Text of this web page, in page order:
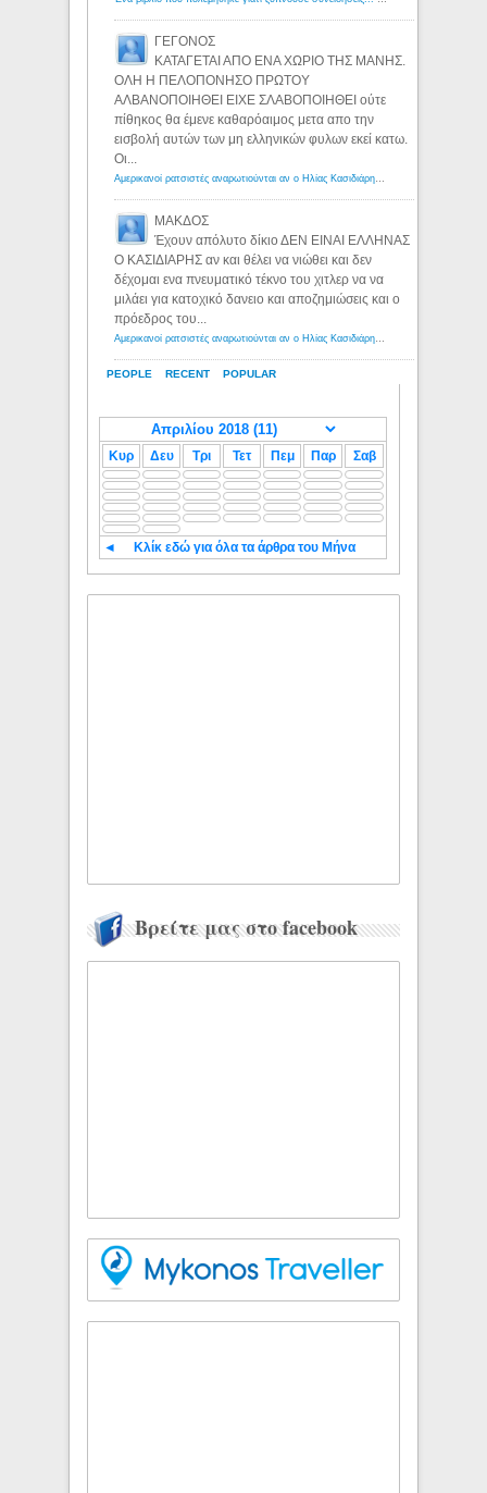
PEOPLE RECENT POPULAR
ΓΕΓΟΝΟΣ
ΚΑΤΑΓΕΤΑΙ ΑΠΟ ΕΝΑ ΧΩΡΙΟ ΤΗΣ ΜΑΝΗΣ.
ΟΛΗ Η ΠΕΛΟΠΟΝΗΣΟ ΠΡΩΤΟΥ
ΑΛΒΑΝΟΠΟΙΗΘΕΙ ΕΙΧΕ ΣΛΑΒΟΠΟΙΗΘΕΙ ούτε
πίθηκος θα έμενε καθαρόαιμος μετα απο την
εισβολή αυτών των μη ελληνικών φυλων εκεί κατω.
Οι...
ΜΑΚΔΟΣ
Έχουν απόλυτο δίκιο ΔΕΝ ΕΙΝΑΙ ΕΛΛΗΝΑΣ
Ο ΚΑΣΙΔΙΑΡΗΣ αν και θέλει να νιώθει και δεν
δέχομαι ενα πνευματικό τέκνο του χιτλερ να να
μιλάει για κατοχικό δανειο και αποζημιώσεις και ο
πρόεδρος του...
Κυρ Δευ Τρι Τετ Πεμ Παρ Σαβ
◄ Κλίκ εδώ για όλα τα άρθρα του Μήνα
Βρείτε μας στο facebook